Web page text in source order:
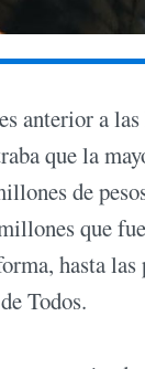
anterior a
que la
de
que
hasta
Todos.